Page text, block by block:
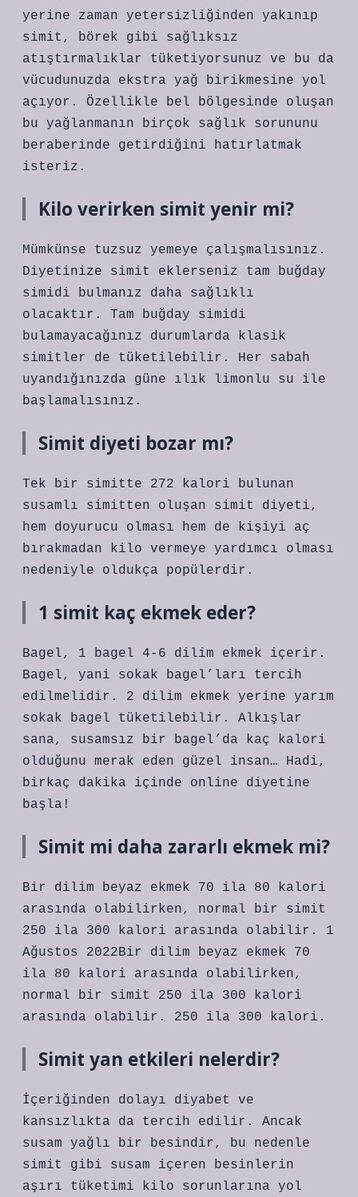
yerine zaman yetersizliğinden yakınıp
simit, börek gibi sağlıksız
atıştırmalıklar tüketiyorsunuz ve bu da
vücudunuzda ekstra yağ birikmesine yol
açıyor. Özellikle bel bölgesinde oluşan
bu yağlanmanın birçok sağlık sorununu
beraberinde getirdiğini hatırlatmak
isteriz.
Kilo verirken simit yenir mi?
Mümkünse tuzsuz yemeye çalışmalısınız.
Diyetinize simit eklerseniz tam buğday
simidi bulmanız daha sağlıklı
olacaktır. Tam buğday simidi
bulamayacağınız durumlarda klasik
simitler de tüketilebilir. Her sabah
uyandığınızda güne ılık limonlu su ile
başlamalısınız.
Simit diyeti bozar mı?
Tek bir simitte 272 kalori bulunan
susamlı simitten oluşan simit diyeti,
hem doyurucu olması hem de kişiyi aç
bırakmadan kilo vermeye yardımcı olması
nedeniyle oldukça popülerdir.
1 simit kaç ekmek eder?
Bagel, 1 bagel 4-6 dilim ekmek içerir.
Bagel, yani sokak bagel’ları tercih
edilmelidir. 2 dilim ekmek yerine yarım
sokak bagel tüketilebilir. Alkışlar
sana, susamsız bir bagel’da kaç kalori
olduğunu merak eden güzel insan… Hadi,
birkaç dakika içinde online diyetine
başla!
Simit mi daha zararlı ekmek mi?
Bir dilim beyaz ekmek 70 ila 80 kalori
arasında olabilirken, normal bir simit
250 ila 300 kalori arasında olabilir. 1
Ağustos 2022Bir dilim beyaz ekmek 70
ila 80 kalori arasında olabilirken,
normal bir simit 250 ila 300 kalori
arasında olabilir. 250 ila 300 kalori.
Simit yan etkileri nelerdir?
İçeriğinden dolayı diyabet ve
kansızlıkta da tercih edilir. Ancak
susam yağlı bir besindir, bu nedenle
simit gibi susam içeren besinlerin
aşırı tüketimi kilo sorunlarına yol